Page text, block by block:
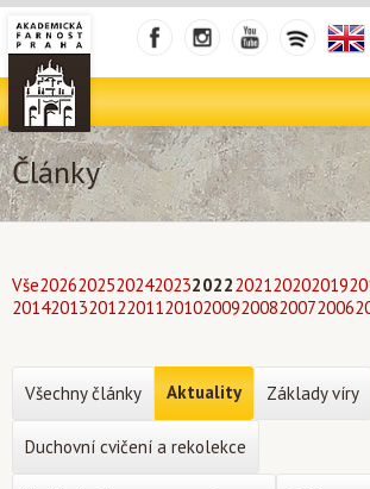
Články
Vše20262025202420232022202120202019
201420132012201120102009200820072006
Všechny články Aktuality Základy víry
Duchovní cvičení a rekolekce